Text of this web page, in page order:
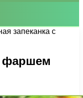
запеканка с
фаршем